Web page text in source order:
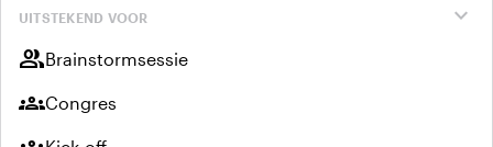
expand_more
UITSTEKEND VOOR
groupBrainstormsessie
groupsCongres